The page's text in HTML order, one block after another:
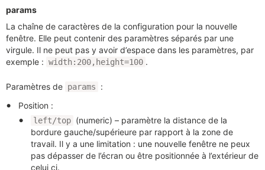
params
La chaîne de caractères de la configuration pour la nouvelle
fenêtre. Elle peut contenir des paramètres séparés par une
virgule. Il ne peut pas y avoir d’espace dans les paramètres, par
exemple : width:200,height=100 .
Paramètres de params
:
Position :
left/top (numeric) – paramètre la distance de la
bordure gauche/supérieure par rapport à la zone de
travail. Il y a une limitation : une nouvelle fenêtre ne peux
pas dépasser de l’écran ou être positionnée à l’extérieur de
celui ci.